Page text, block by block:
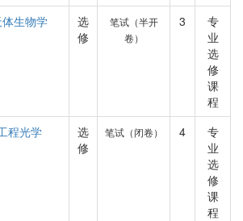
体生物学
选
修
笔试（半开
卷）
3
专
业
选
修
课
程
程光学
选
修
笔试（闭卷） 4
专
业
选
修
课
程